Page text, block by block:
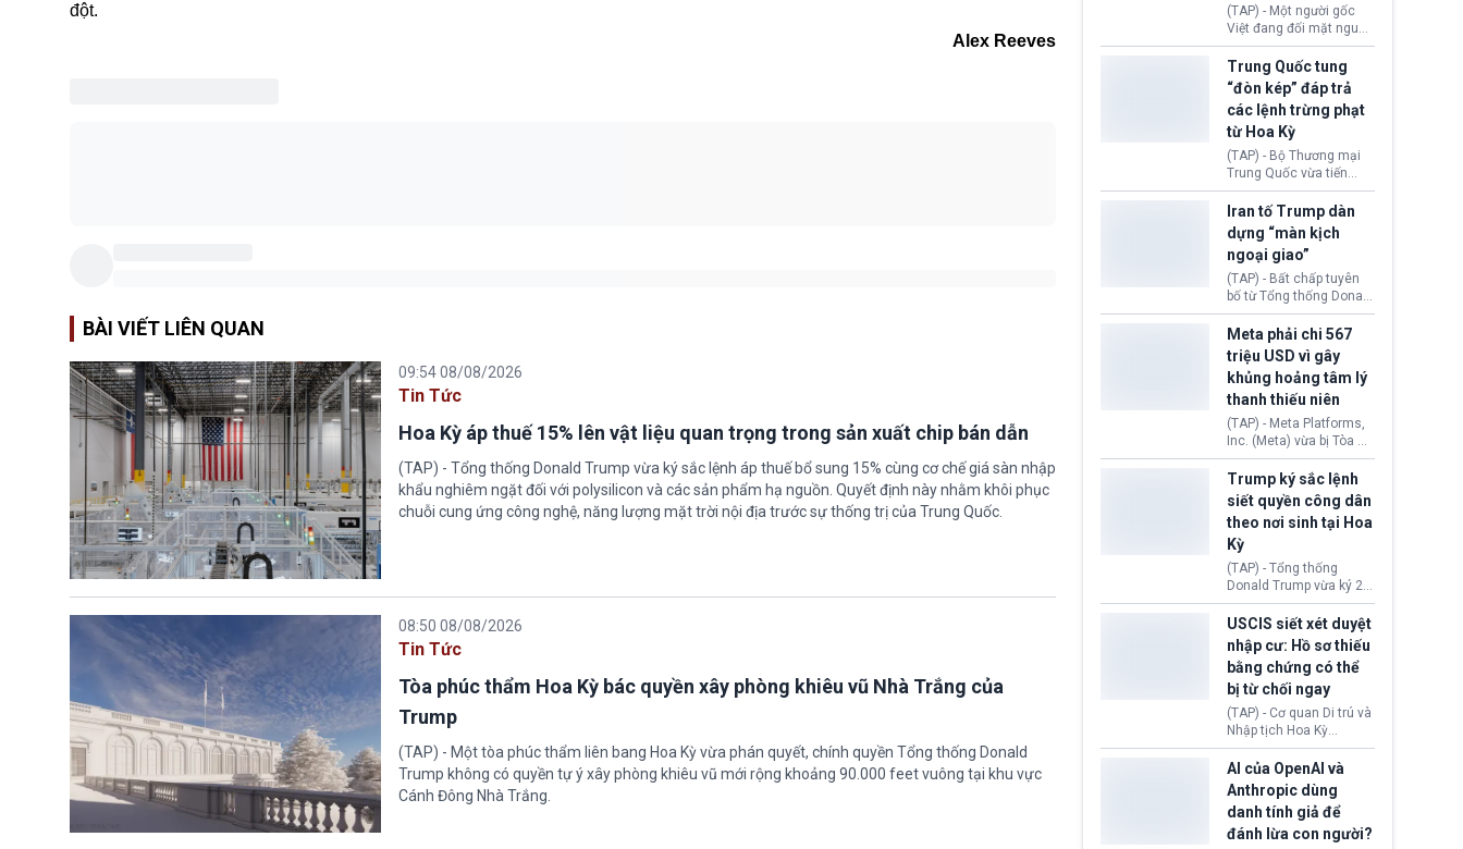
đột.
Alex Reeves
BÀI VIẾT LIÊN QUAN
09:54 08/08/2026
Tin Tức
Hoa Kỳ áp thuế 15% lên vật liệu quan trọng trong sản xuất chip bán dẫn
(TAP) - Tổng thống Donald Trump vừa ký sắc lệnh áp thuế bổ sung 15% cùng cơ chế giá sàn nhập
khẩu nghiêm ngặt đối với polysilicon và các sản phẩm hạ nguồn. Quyết định này nhằm khôi phục
chuỗi cung ứng công nghệ, năng lượng mặt trời nội địa trước sự thống trị của Trung Quốc.
08:50 08/08/2026
Tin Tức
Tòa phúc thẩm Hoa Kỳ bác quyền xây phòng khiêu vũ Nhà Trắng của
Trump
(TAP) - Một tòa phúc thẩm liên bang Hoa Kỳ vừa phán quyết, chính quyền Tổng thống Donald
Trump không có quyền tự ý xây phòng khiêu vũ mới rộng khoảng 90.000 feet vuông tại khu vực
Cánh Đông Nhà Trắng.
(TAP) - Một người gốc
Việt đang đối mặt nguy
cơ bị trục xuất khỏi Hoa
Kỳ sau khi đã chấp hành
xong bản án liên quan
đến tội ác từ hơn 30
năm trước tại California.
Trung Quốc tung
“đòn kép” đáp trả
các lệnh trừng phạt
từ Hoa Kỳ
(TAP) - Bộ Thương mại
Trung Quốc vừa tiến
hành áp đặt lệnh trừng
phạt lên hàng loạt thực
thể và siết chặt kiểm
soát xuất khẩu máy bay
không người lái (UAV)
sang Hoa Kỳ. Động thái
này nhằm đáp trả các
biện pháp hạn chế
thương mại, áp thuế mới
cùng lệnh cấm công
nghệ gần đây từ phía
Washington.
Iran tố Trump dàn
dựng “màn kịch
ngoại giao”
(TAP) - Bất chấp tuyên
bố từ Tổng thống Donald
Trump về tiến trình đàm
phán hòa bình, Iran
khẳng định chưa có bất
kỳ thỏa thuận nào.
Tehran cho rằng, Hoa Kỳ
chỉ đang dàn dựng “màn
kịch ngoại giao” để xoa
dịu căng thẳng.
Meta phải chi 567
triệu USD vì gây
khủng hoảng tâm lý
thanh thiếu niên
(TAP) - Meta Platforms,
Inc. (Meta) vừa bị Tòa án
bang New Mexico yêu
cầu đóng góp 567 triệu
USD vào một quỹ khắc
phục hậu quả. Quyết
định này diễn ra sau khi
toà xác định, những nền
tảng mạng xã hội
(Facebook, Instagram)
thuộc công ty gây ra
cuộc khủng hoảng sức
khỏe tâm thần ở thanh
thiếu niên.
Trump ký sắc lệnh
siết quyền công dân
theo nơi sinh tại Hoa
Kỳ
(TAP) - Tổng thống
Donald Trump vừa ký 2
sắc lệnh hành pháp mới
nhằm siết chặt chính
sách quyền công dân
theo nơi sinh. Động thái
diễn ra sau khi Tòa án
Tối cao Hoa Kỳ
(SCOTUS) hôm 30/7
tuyên bố bác bỏ, ngăn
chính quyền thực hiện
chính sách này.
USCIS siết xét duyệt
nhập cư: Hồ sơ thiếu
bằng chứng có thể
bị từ chối ngay
(TAP) - Cơ quan Di trú và
Nhập tịch Hoa Kỳ
(USCIS) vừa thay đổi quy
trình xét duyệt hồ sơ
nhập cư, trao quyền cho
viên chức từ chối ngay
những đơn không chứng
minh đủ điều kiện hoặc
AI của OpenAI và
Anthropic dùng
danh tính giả để
đánh lừa con người?